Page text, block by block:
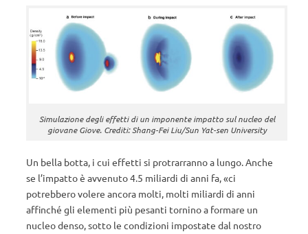
Simulazione degli effetti di un imponente impatto sul nucleo del
giovane Giove. Crediti: Shang-Fei Liu/Sun Yat-sen University
Un bella botta, i cui effetti si protrarranno a lungo. Anche
se l’impatto è avvenuto 4.5 miliardi di anni fa, «ci
potrebbero volere ancora molti, molti miliardi di anni
affinché gli elementi più pesanti tornino a formare un
nucleo denso, sotto le condizioni impostate dal nostro